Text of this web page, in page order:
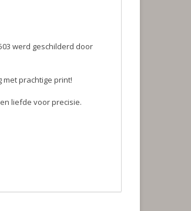
werd geschilderd door
prachtige print!
liefde voor precisie.